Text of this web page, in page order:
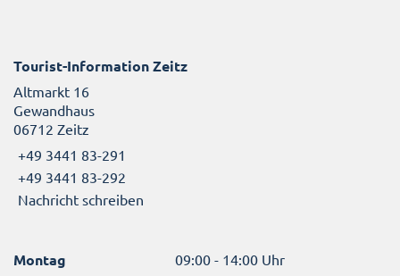
Tourist-Information Zeitz
Altmarkt 16
Gewandhaus
06712 Zeitz
+49 3441 83-291
+49 3441 83-292
Nachricht schreiben
Montag 09:00 - 14:00 Uhr